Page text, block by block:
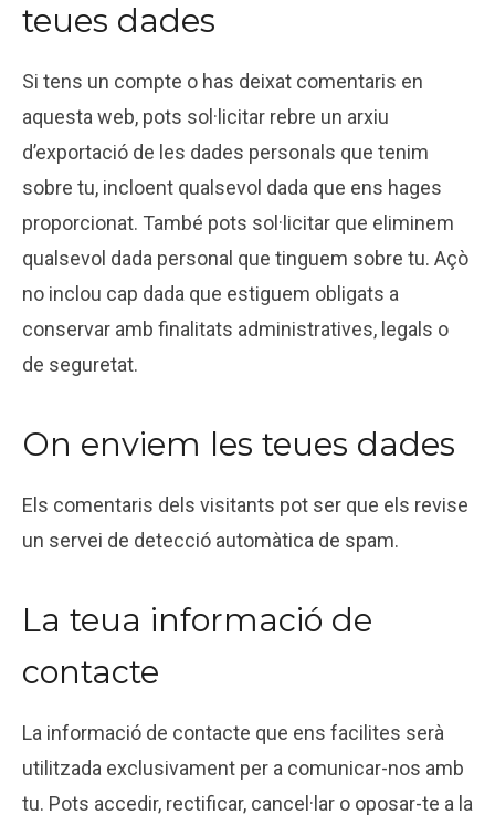
teues dades
Si tens un compte o has deixat comentaris en
aquesta web, pots sol·licitar rebre un arxiu
d’exportació de les dades personals que tenim
sobre tu, incloent qualsevol dada que ens hages
proporcionat. També pots sol·licitar que eliminem
qualsevol dada personal que tinguem sobre tu. Açò
no inclou cap dada que estiguem obligats a
conservar amb finalitats administratives, legals o
de seguretat.
On enviem les teues dades
Els comentaris dels visitants pot ser que els revise
un servei de detecció automàtica de spam.
La teua informació de
contacte
La informació de contacte que ens facilites serà
utilitzada exclusivament per a comunicar-nos amb
tu. Pots accedir, rectificar, cancel·lar o oposar-te a la